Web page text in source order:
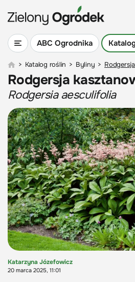
ABC Ogrodnika
> Katalog roślin > Byliny >
Rodgersja
Rodgersia aesculifolia
Katarzyna Józefowicz
20 marca 2025, 11:01